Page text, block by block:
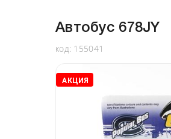
Автобус 678JY
код: 155041
АКЦИЯ